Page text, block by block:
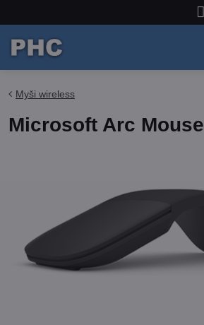
Myši wireless
Microsoft Arc Mouse